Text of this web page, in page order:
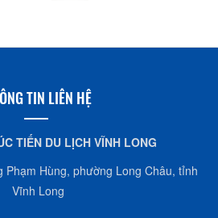
TIN LIÊN HỆ
TIẾN DU LỊCH VĨNH LONG
Hùng, phường Long Châu, tỉnh
Vĩnh Long